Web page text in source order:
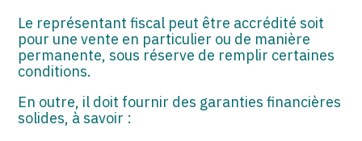
Le représentant fiscal peut être accrédité soit
pour une vente en particulier ou de manière
permanente, sous réserve de remplir certaines
conditions.
En outre, il doit fournir des garanties financières
solides, à savoir :